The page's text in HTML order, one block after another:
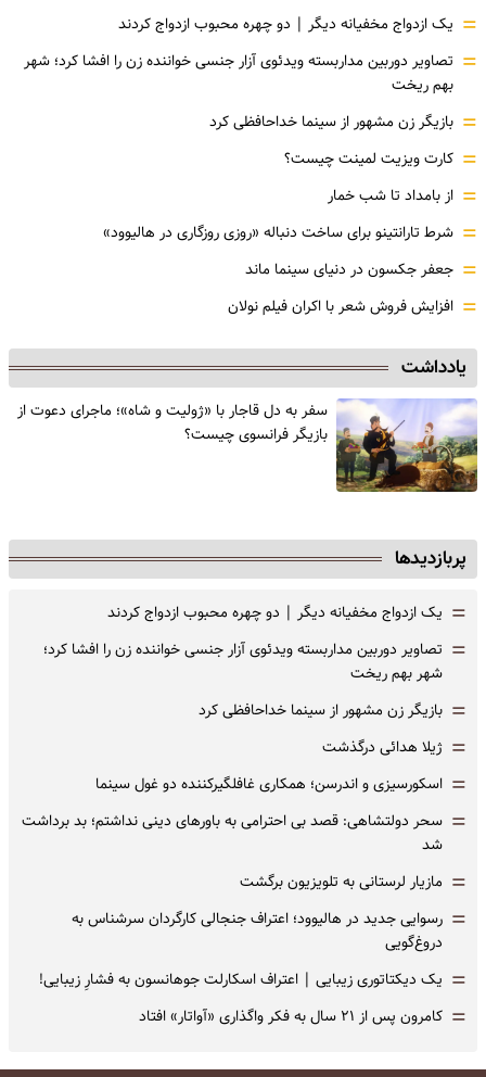
= یک ازدواج مخفیانه دیگر | دو چهره محبوب ازدواج کردند
= تصاویر دوربین مداربسته ویدئوی آزار جنسی خواننده زن را افشا کرد؛ شهر
بهم ریخت
= بازیگر زن مشهور از سینما خداحافظی کرد
= کارت ویزیت لمینت چیست؟
= از بامداد تا شب خمار
= شرط تارانتینو برای ساخت دنباله «روزی روزگاری در هالیوود»
= جعفر جکسون در دنیای سینما ماند
= افزایش فروش شعر با اکران فیلم نولان
یادداشت
سفر به دل قاجار با «ژولیت و شاه»؛ ماجرای دعوت از
‌بازیگر فرانسوی چیست؟
پربازدیدها
= یک ازدواج مخفیانه دیگر | دو چهره محبوب ازدواج کردند
= تصاویر دوربین مداربسته ویدئوی آزار جنسی خواننده زن را افشا کرد؛
شهر بهم ریخت
= بازیگر زن مشهور از سینما خداحافظی کرد
= ژیلا هدائی درگذشت
= اسکورسیزی و اندرسن؛ همکاری غافلگیرکننده دو غول سینما
= سحر دولتشاهی: قصد بی احترامی به باورهای دینی نداشتم؛ بد برداشت
شد
= مازیار لرستانی به تلویزیون برگشت
= رسوایی جدید در هالیوود؛ اعتراف جنجالی کارگردان سرشناس به
دروغ‌گویی
= یک دیکتاتوری زیبایی | اعتراف اسکارلت جوهانسون به فشارِ زیبایی!
= کامرون پس از ۲۱ سال به فکر واگذاری «آواتار» افتاد